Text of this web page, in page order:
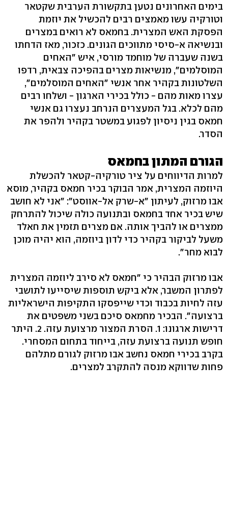
בימים האחרונים נטען בתקשורת הערבית שקטאר
וטורקיה עשו מאמצים רבים להכשיל את יוזמת
הפסקת האש המצרית. בחמאס לא רואים במצרים
ובנשיאה א-סיסי מתווכים הגונים. כזכור, מאז הדחתו
בשנה שעברה של מוחמד מורסי, איש "האחים
המוסלמים", מנשיאות מצרים בהפיכה צבאית, רדפו
השלטונות בקהיר אחר אנשי "האחים המוסלמים",
עצרו מאות מהם - כולל בכירי הארגון - ושלחו רבים
מהם לכלא. בגל המעצרים הנרחב נעצרו גם אנשי
חמאס בגין ניסיון לפגוע במשטר בקהיר ולהפר את
הסדר.
הגורם המתון בחמאס
למרות הדיווחים על ציר טורקיה-קטאר להכשלת
היוזמה המצרית, אמר הבוקר בכיר חמאס בקהיר, מוסא
אבו מרזוק, לעיתון "א-שרק אל-אווסט": "אני לא חושב
שיש בכיר אחד בחמאס ובתנועה כולה שיכול להתרחק
ממצרים או להביך אותה. אם מצרים תזמין את חאלד
משעל לביקור בקהיר כדי לדון ביוזמה, הוא יהיה מוכן
לבוא מחר".
אבו מרזוק הבהיר כי "חמאס לא סירב ליוזמה המצרית
לפתרון המשבר, אלא ביקש תוספות שיסייעו לתושבי
עזה לחיות בכבוד וכדי שייפסקו התקיפות הישראליות
ברצועה". הבכיר מחמאס סיכם בשני משפטים את
דרישות ארגונו: 1. הסרת המצור מרצועת עזה. 2. היתר
חופש תנועה ברצועת עזה, בייחוד בתחום המסחרי.
בקרב בכירי חמאס נחשב אבו מרזוק לגורם מתלהם
פחות שדווקא מנסה להתקרב למצרים.